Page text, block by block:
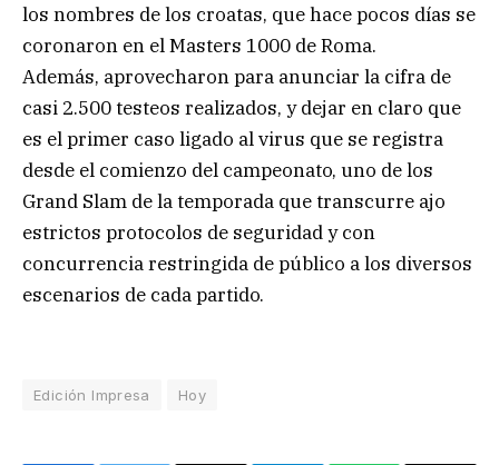
los nombres de los croatas, que hace pocos días se
coronaron en el Masters 1000 de Roma.
Además, aprovecharon para anunciar la cifra de
casi 2.500 testeos realizados, y dejar en claro que
es el primer caso ligado al virus que se registra
desde el comienzo del campeonato, uno de los
Grand Slam de la temporada que transcurre ajo
estrictos protocolos de seguridad y con
concurrencia restringida de público a los diversos
escenarios de cada partido.
Edición Impresa Hoy